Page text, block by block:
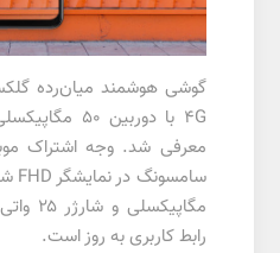
معرفی شد. وجه اشتراک
رابط کاربری به روز است.